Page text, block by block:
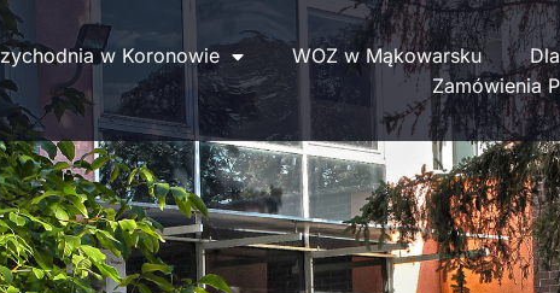
w Koronowie WOZ w Mąkowarsku
Zamówienia